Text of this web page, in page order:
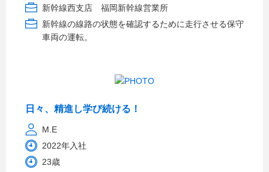
新幹線西支店 福岡新幹線営業所
新幹線の線路の状態を確認するために走行させる保守
車両の運転。
日々、精進し学び続ける！
M.E
2022年入社
23歳